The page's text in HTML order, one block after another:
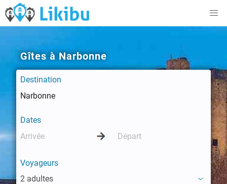
Gîtes à Narbonne
Destination
Dates
Voyageurs
2 adultes